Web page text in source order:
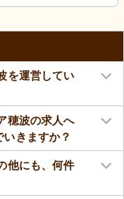
を運営してい
穂波の求人へ
きますか？
他にも、何件